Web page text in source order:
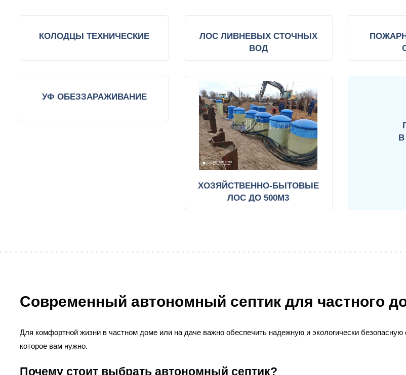
КОЛОДЦЫ ТЕХНИЧЕСКИЕ
ЛОС ЛИВНЕВЫХ СТОЧНЫХ
ВОД
УФ ОБЕЗЗАРАЖИВАНИЕ
ХОЗЯЙСТВЕННО-БЫТОВЫЕ
ЛОС ДО 500М3
Современный автономный септик для частного
Для комфортной жизни в частном доме или на даче важно обеспечить надежную и экологически
которое вам нужно.
Почему стоит выбрать автономный септик?